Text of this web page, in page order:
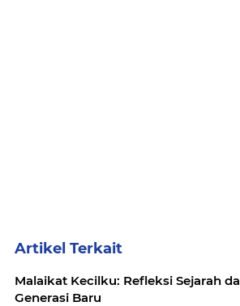
Artikel Terkait
Malaikat Kecilku: Refleksi Sejarah
Generasi Baru